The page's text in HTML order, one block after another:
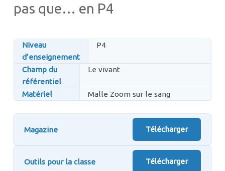
pas que… en P4
Niveau
d’enseignement
P4
Champ du
référentiel
Le vivant
Matériel Malle Zoom sur le sang
Magazine Télécharger
Outils pour la classe Télécharger